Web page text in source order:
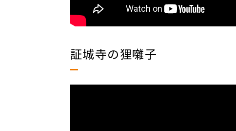
証城寺の狸囃子